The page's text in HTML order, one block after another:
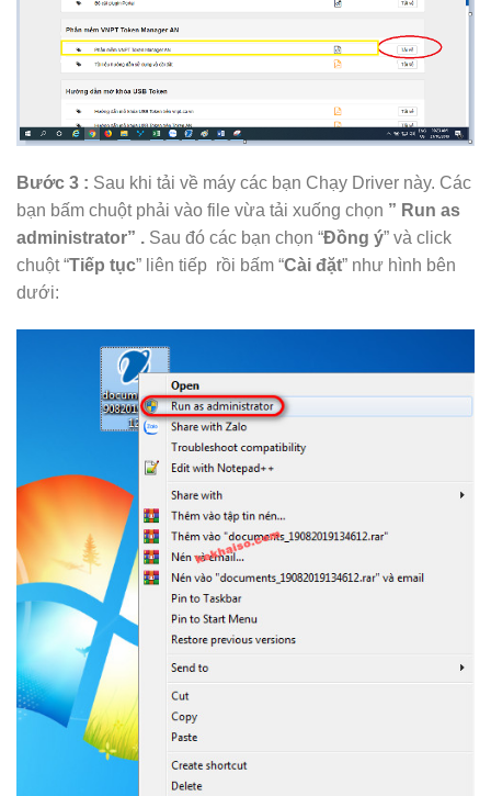
Bước 3 : Sau khi tải về máy các bạn Chạy Driver này. Các
bạn bấm chuột phải vào file vừa tải xuống chọn ” Run as
administrator” . Sau đó các bạn chọn “Đồng ý” và click
chuột “Tiếp tục” liên tiếp rồi bấm “Cài đặt” như hình bên
dưới: